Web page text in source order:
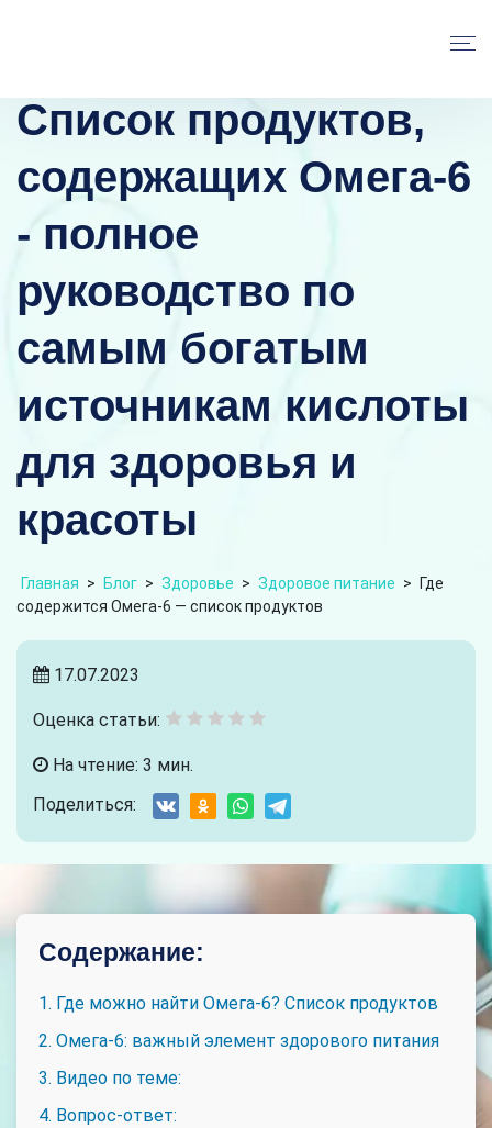
Список продуктов,
содержащих Омега-6
- полное
руководство по
самым богатым
источникам кислоты
для здоровья и
красоты
Главная > Блог > Здоровье > Здоровое питание >
Где
содержится Омега-6 — список продуктов
17.07.2023
Оценка статьи:
На чтение: 3 мин.
Поделиться:
Содержание:
1. Где можно найти Омега-6? Список продуктов
2. Омега-6: важный элемент здорового питания
3. Видео по теме:
4. Вопрос-ответ: